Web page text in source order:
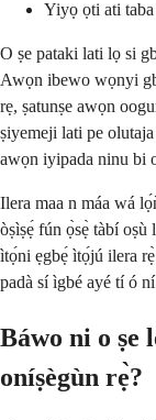
Yiyọ ọti ati
O ṣe pataki lati lọ si
Awọn ibewo wọnyi
rẹ, ṣatunṣe awọn
ṣiyemeji lati pe
awọn iyipada ninu bi
Ilera maa n máa wá
òṣìṣẹ́ fún ọ̀sẹ̀ tàbí oṣù
ìtọ́ni ẹgbẹ́ ìtọ́jú ilera
padà sí ìgbé ayé tí ó
Báwo ni o ṣe
oníṣègùn rẹ̀?